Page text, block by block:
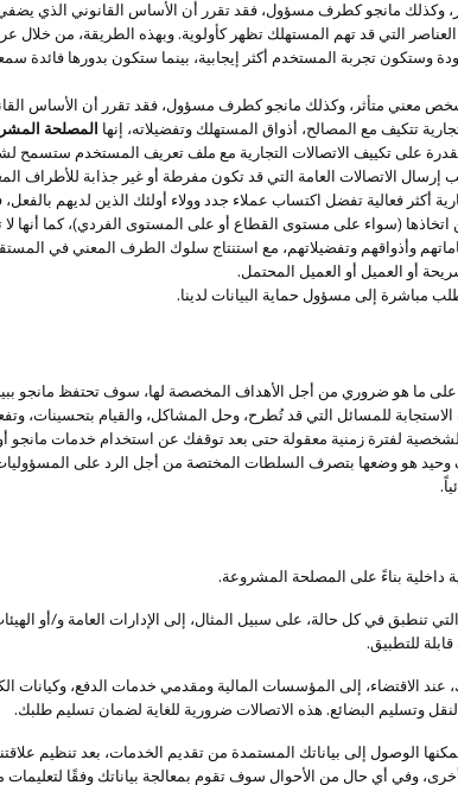
وكذلك مانجو كطرف مسؤول، فقد تقرر أن الأساس القانوني الذي
التي قد تهم المستهلك تظهر كأولوية. وبهذه الطريقة، من خلال
كشخص معني متأثر، وكذلك مانجو كطرف مسؤول، فقد تقرر أن الأساس
تتكيف مع المصالح، أذواق المستهلك وتفضيلاته، إنها المصلحة
على تكييف الاتصالات التجارية مع ملف تعريف المستخدم ستسمح
الاتصالات العامة التي قد تكون مفرطة أو غير جذابة للأطراف
أكثر فعالية تفضل اكتساب عملاء جدد وولاء أولئك الذين لديهم
اتخاذها (سواء على مستوى القطاع أو على المستوى الفردي)، كما أنها لا
وأذواقهم وتفضيلاتهم، مع استنتاج سلوك الطرف المعني في
أو العميل أو العميل المحتمل.
مباشرة إلى مسؤول حماية البيانات لدينا.
ما هو ضروري من أجل الأهداف المخصصة لها، سوف تحتفظ مانجو
للمسائل التي قد تُطرح، وحل المشاكل، والقيام بتحسينات،
لفترة زمنية معقولة حتى بعد توقفك عن استخدام خدمات مانجو
هو وضعها بتصرف السلطات المختصة من أجل الرد على المسؤوليات
بناءً على المصلحة المشروعة.
تنطبق في كل حالة، على سبيل المثال، إلى الإدارات العامة و/أو
للتطبيق.
عند الاقتضاء، إلى المؤسسات المالية ومقدمي خدمات الدفع،
الوصول إلى بياناتك المستمدة من تقديم الخدمات، بعد تنظيم
وفي أي حال من الأحوال سوف تقوم بمعالجة بياناتك وفقًا لتعليمات